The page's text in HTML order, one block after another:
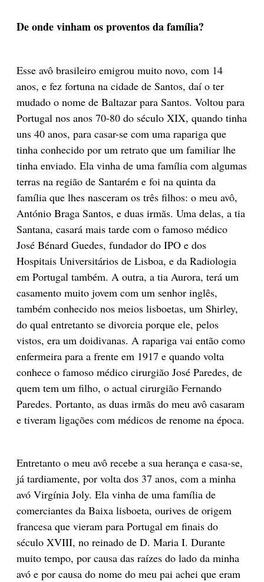
De onde vinham os proventos da família?
Esse avô brasileiro emigrou muito novo, com 14
anos, e fez fortuna na cidade de Santos, daí o ter
mudado o nome de Baltazar para Santos. Voltou para
Portugal nos anos 70-80 do século XIX, quando tinha
uns 40 anos, para casar-se com uma rapariga que
tinha conhecido por um retrato que um familiar lhe
tinha enviado. Ela vinha de uma família com algumas
terras na região de Santarém e foi na quinta da
família que lhes nasceram os três filhos: o meu avô,
António Braga Santos, e duas irmãs. Uma delas, a tia
Santana, casará mais tarde com o famoso médico
José Bénard Guedes, fundador do IPO e dos
Hospitais Universitários de Lisboa, e da Radiologia
em Portugal também. A outra, a tia Aurora, terá um
casamento muito jovem com um senhor inglês,
também conhecido nos meios lisboetas, um Shirley,
do qual entretanto se divorcia porque ele, pelos
vistos, era um doidivanas. A rapariga vai então como
enfermeira para a frente em 1917 e quando volta
conhece o famoso médico cirurgião José Paredes, de
quem tem um filho, o actual cirurgião Fernando
Paredes. Portanto, as duas irmãs do meu avô casaram
e tiveram ligações com médicos de renome na época.
Entretanto o meu avô recebe a sua herança e casa-se,
já tardiamente, por volta dos 37 anos, com a minha
avó Virgínia Joly. Ela vinha de uma família de
comerciantes da Baixa lisboeta, ourives de origem
francesa que vieram para Portugal em finais do
século XVIII, no reinado de D. Maria I. Durante
muito tempo, por causa das raízes do lado da minha
avó e por causa do nome do meu pai achei que eram